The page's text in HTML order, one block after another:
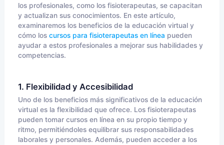
los profesionales, como los fisioterapeutas, se capacitan
y actualizan sus conocimientos. En este artículo,
examinaremos los beneficios de la educación virtual y
cómo los cursos para fisioterapeutas en línea pueden
ayudar a estos profesionales a mejorar sus habilidades y
competencias.
1. Flexibilidad y Accesibilidad
Uno de los beneficios más significativos de la educación
virtual es la flexibilidad que ofrece. Los fisioterapeutas
pueden tomar cursos en línea en su propio tiempo y
ritmo, permitiéndoles equilibrar sus responsabilidades
laborales y personales. Además, pueden acceder a los